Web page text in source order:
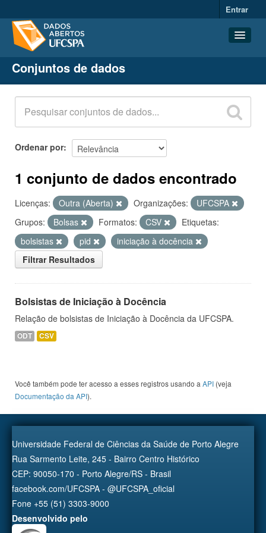
Entrar
Conjuntos de dados
Organizações
Grupos
Sobre
Conjuntos de dados
Ordenar por
1 conjunto de dados encontrado
Licenças: Outra (Aberta) Organizações:
UFCSPA
Grupos:
Bolsas Formatos: CSV
Etiquetas:
bolsistas
pid
iniciação à docência
Filtrar Resultados
Bolsistas de Iniciação à Docência
Relação de bolsistas de Iniciação à Docência da UFCSPA.
ODT CSV
Você também pode ter acesso a esses registros usando a API (veja
Documentação da API).
Universidade Federal de Ciências da Saúde de Porto Alegre
Rua Sarmento Leite, 245 - Bairro Centro Histórico
CEP: 90050-170 - Porto Alegre/RS - Brasil
facebook.com/UFCSPA - @UFCSPA_oficial
Fone +55 (51) 3303-9000
Desenvolvido pelo